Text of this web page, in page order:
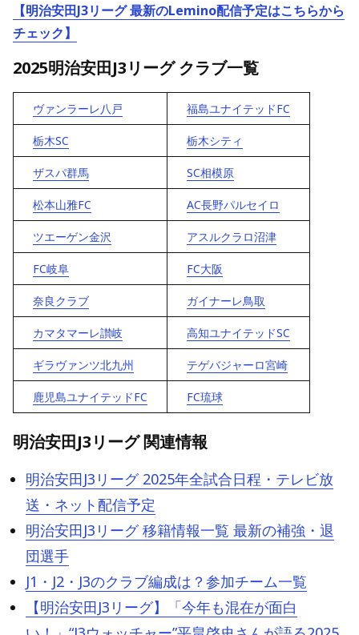
【明治安田J3リーグ 最新のLemino配信予定はこちらから
チェック】
2025明治安田J3リーグ クラブ一覧
ヴァンラーレ八戸 福島ユナイテッドFC
栃木SC 栃木シティ
ザスパ群馬 SC相模原
松本山雅FC AC長野パルセイロ
ツエーゲン金沢 アスルクラロ沼津
FC岐阜 FC大阪
奈良クラブ ガイナーレ鳥取
カマタマーレ讃岐 高知ユナイテッドSC
ギラヴァンツ北九州 テゲバジャーロ宮崎
鹿児島ユナイテッドFC FC琉球
明治安田J3リーグ 関連情報
明治安田J3リーグ 2025年全試合日程・テレビ放
送・ネット配信予定
明治安田J3リーグ 移籍情報一覧 最新の補強・退
団選手
J1・J2・J3のクラブ編成は？参加チーム一覧
【明治安田J3リーグ】「今年も混在が面白